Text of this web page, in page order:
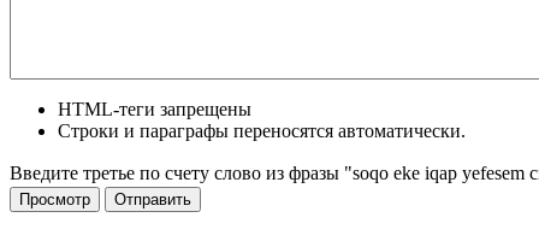
HTML-теги запрещены
Строки и параграфы переносятся автоматически.
Введите третье по счету слово из фразы "soqo eke iqap yefesem